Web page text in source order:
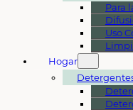
Para
Uso
Hogar